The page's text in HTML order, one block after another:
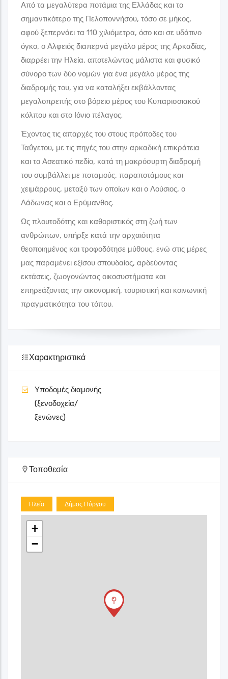
Από τα μεγαλύτερα ποτάμια της Ελλάδας και το
σημαντικότερο της Πελοποννήσου, τόσο σε μήκος,
αφού ξεπερνάει τα 110 χιλιόμετρα, όσο και σε υδάτινο
όγκο, ο Αλφειός διαπερνά μεγάλο μέρος της Αρκαδίας,
διαρρέει την Ηλεία, αποτελώντας μάλιστα και φυσικό
σύνορο των δύο νομών για ένα μεγάλο μέρος της
διαδρομής του, για να καταλήξει εκβάλλοντας
μεγαλοπρεπής στο βόρειο μέρος του Κυπαρισσιακού
κόλπου και στο Ιόνιο πέλαγος.
Έχοντας τις απαρχές του στους πρόποδες του
Ταΰγετου, με τις πηγές του στην αρκαδική επικράτεια
και το Ασεατικό πεδίο, κατά τη μακρόσυρτη διαδρομή
του συμβάλλει με ποταμούς, παραποτάμους και
χειμάρρους, μεταξύ των οποίων και ο Λούσιος, ο
Λάδωνας και ο Ερύμανθος.
Ως πλουτοδότης και καθοριστικός στη ζωή των
ανθρώπων, υπήρξε κατά την αρχαιότητα
θεοποιημένος και τροφοδότησε μύθους, ενώ στις μέρες
μας παραμένει εξίσου σπουδαίος, αρδεύοντας
εκτάσεις, ζωογονώντας οικοσυστήματα και
επηρεάζοντας την οικονομική, τουριστική και κοινωνική
πραγματικότητα του τόπου.
Χαρακτηριστικά
Υποδομές διαμονής
(ξενοδοχεία/
ξενώνες)
Τοποθεσία
Ηλεία Δήμος Πύργου
+
−